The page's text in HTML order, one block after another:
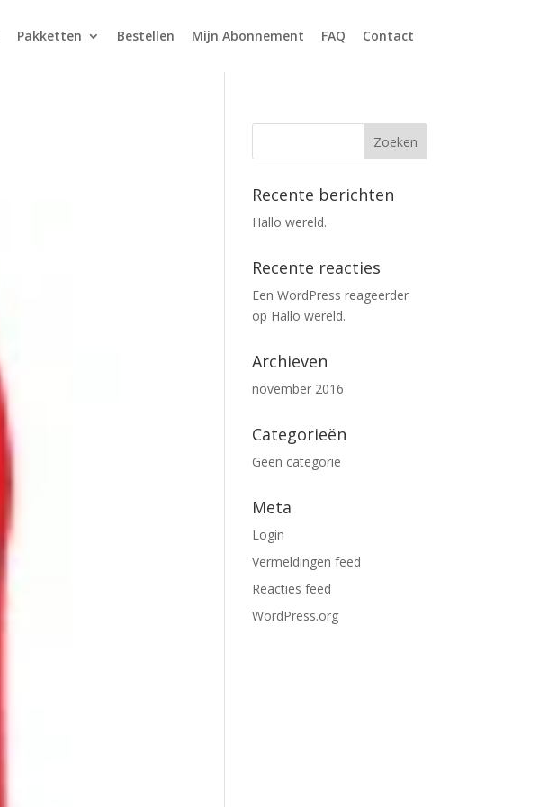
Pakketten Bestellen Mijn Abonnement FAQ Contact
Recente berichten
Hallo wereld.
Recente reacties
Een WordPress reageerder
op Hallo wereld.
Archieven
november 2016
Categorieën
Geen categorie
Meta
Login
Vermeldingen feed
Reacties feed
WordPress.org